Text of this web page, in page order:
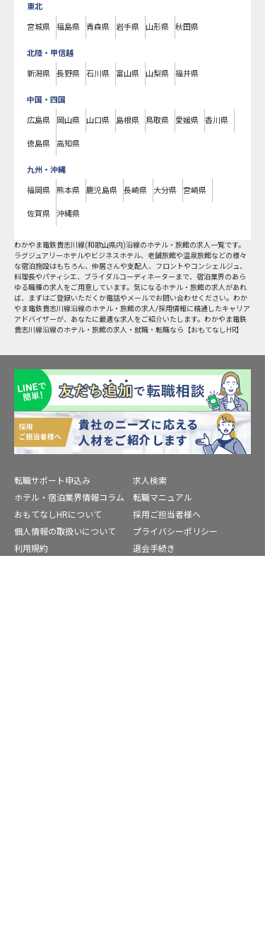
東北
宮城県 福島県 青森県 岩手県 山形県 秋田県
北陸・甲信越
新潟県 長野県 石川県 富山県 山梨県 福井県
中国・四国
広島県 岡山県 山口県 島根県 鳥取県 愛媛県 香川県
徳島県 高知県
九州・沖縄
福岡県 熊本県 鹿児島県 長崎県 大分県 宮崎県
佐賀県 沖縄県
わかやま電鉄貴志川線(和歌山県内)沿線のホテル・旅館の求人一覧です。
ラグジュアリーホテルやビジネスホテル、老舗旅館や温泉旅館などの様々
な宿泊施設はもちろん、仲居さんや支配人、フロントやコンシェルジュ、
料理長やパティシエ、ブライダルコーディネーターまで、宿泊業界のあら
ゆる職種の求人をご用意しています。気になるホテル・旅館の求人があれ
ば、まずはご登録いただくか電話やメールでお問い合わせください。わか
やま電鉄貴志川線沿線のホテル・旅館の求人/採用情報に精通したキャリア
アドバイザーが、あなたに最適な求人をご紹介いたします。わかやま電鉄
貴志川線沿線のホテル・旅館の求人・就職・転職なら【おもてなしHR】
転職サポート申込み
求人検索
ホテル・宿泊業界情報コラム
転職マニュアル
おもてなしHRについて
採用ご担当者様へ
個人情報の取扱いについて
プライバシーポリシー
利用規約
退会手続き